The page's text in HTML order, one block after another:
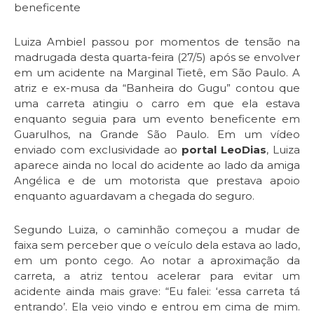
beneficente
Luiza Ambiel passou por momentos de tensão na
madrugada desta quarta-feira (27/5) após se envolver
em um acidente na Marginal Tietê, em São Paulo. A
atriz e ex-musa da “Banheira do Gugu” contou que
uma carreta atingiu o carro em que ela estava
enquanto seguia para um evento beneficente em
Guarulhos, na Grande São Paulo. Em um vídeo
enviado com exclusividade ao portal LeoDias, Luiza
aparece ainda no local do acidente ao lado da amiga
Angélica e de um motorista que prestava apoio
enquanto aguardavam a chegada do seguro.
Segundo Luiza, o caminhão começou a mudar de
faixa sem perceber que o veículo dela estava ao lado,
em um ponto cego. Ao notar a aproximação da
carreta, a atriz tentou acelerar para evitar um
acidente ainda mais grave: “Eu falei: ‘essa carreta tá
entrando’. Ela veio vindo e entrou em cima de mim.